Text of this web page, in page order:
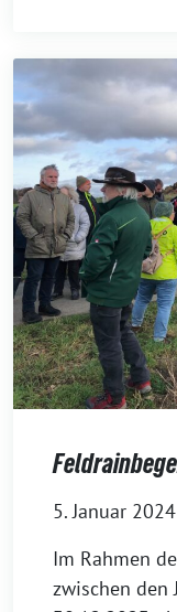
5. Januar 2024
Im Rahmen
zwischen den